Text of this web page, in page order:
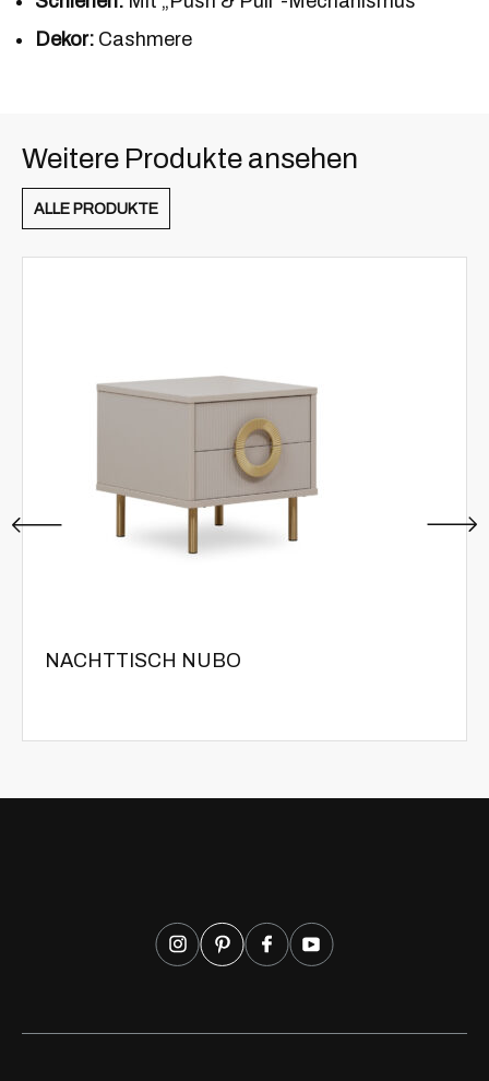
Dekor: Cashmere
Weitere Produkte ansehen
ALLE PRODUKTE
NACHTTISCH NUBO